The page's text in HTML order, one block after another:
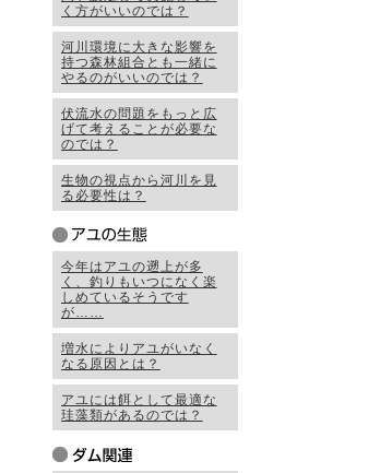
く方がいいのでは？
河川環境に大きな影響を
持つ森林組合とも一緒に
やるのがいいのでは？
伏流水の問題をもっと広
げて考えることが必要な
のでは？
生物の視点から河川を見
る必要性は？
今年はアユの遡上が多
く、釣りもいつになく楽
しめているそうです
が……
増水によりアユがいなく
なる原因とは？
アユには餌として最適な
珪藻類があるのでは？